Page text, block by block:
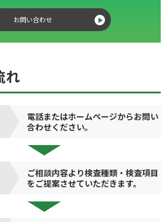
お問い合わせ
れ
電話またはホームページからお問い
合わせください。
ご相談内容より検査種類・検査項目
をご提案させていただきます。